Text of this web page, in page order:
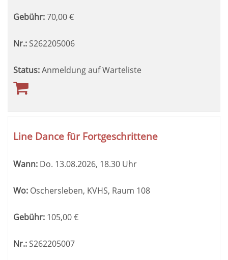
Gebühr:70,00€
Nr.: S262205006
Status:Anmeldung auf Warteliste
Line Dance für Fortgeschrittene
Wann: Do. 13.08.2026, 18.30 Uhr
Wo: Oschersleben, KVHS, Raum 108
Gebühr: 105,00€
Nr.:S262205007